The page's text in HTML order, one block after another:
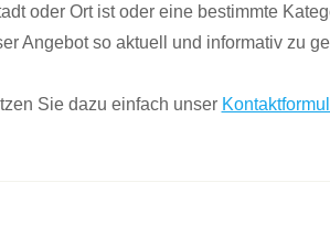
oder Ort ist oder eine bestimmte
Angebot so aktuell und informativ zu
Sie dazu einfach unser